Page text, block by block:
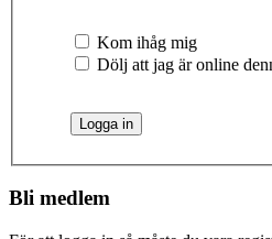
Kom ihåg mig
Dölj att jag är online
Bli medlem